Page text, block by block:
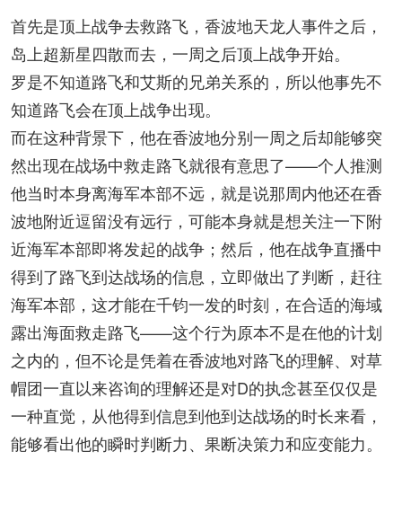
首先是顶上战争去救路飞，香波地天龙人事件之后，
岛上超新星四散而去，一周之后顶上战争开始。
罗是不知道路飞和艾斯的兄弟关系的，所以他事先不
知道路飞会在顶上战争出现。
而在这种背景下，他在香波地分别一周之后却能够突
然出现在战场中救走路飞就很有意思了——个人推测
他当时本身离海军本部不远，就是说那周内他还在香
波地附近逗留没有远行，可能本身就是想关注一下附
近海军本部即将发起的战争；然后，他在战争直播中
得到了路飞到达战场的信息，立即做出了判断，赶往
海军本部，这才能在千钧一发的时刻，在合适的海域
露出海面救走路飞——这个行为原本不是在他的计划
之内的，但不论是凭着在香波地对路飞的理解、对草
帽团一直以来咨询的理解还是对D的执念甚至仅仅是
一种直觉，从他得到信息到他到达战场的时长来看，
能够看出他的瞬时判断力、果断决策力和应变能力。